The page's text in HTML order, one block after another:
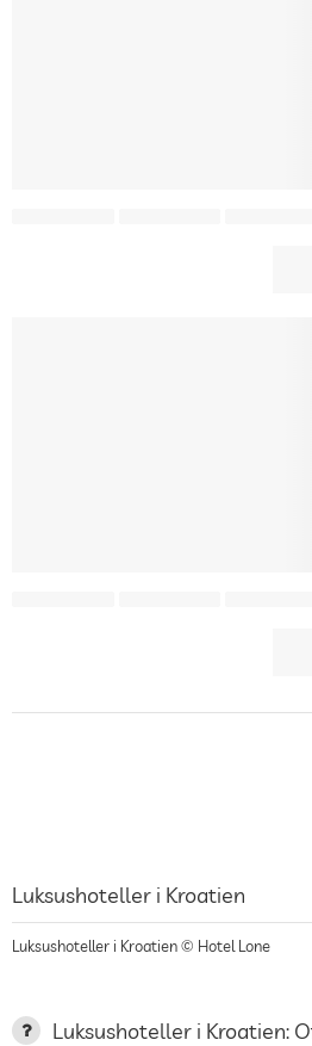
Luksushoteller i Kroatien
Luksushoteller i Kroatien © Hotel Lone
Luksushoteller i Kroatien: